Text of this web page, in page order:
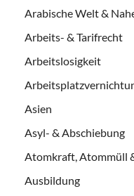
Arabische Welt &
Arbeits- & Tarifrecht
Arbeitslosigkeit
Asien
Asyl- & Abschiebung
Atomkraft, Atommüll
Ausbildung